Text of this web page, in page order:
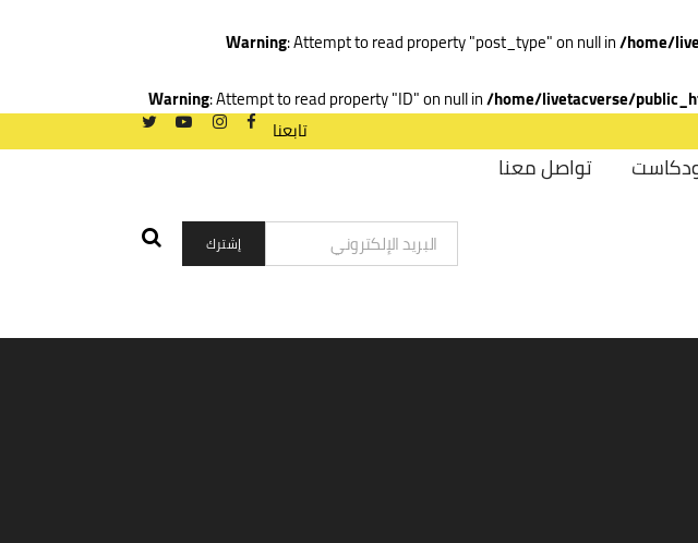
Warning: Attempt to read property "post_type" on null in/home/
Warning: Attempt to read property "ID" on null in/home/livetacverse/
تابعنا
تواصل معنا